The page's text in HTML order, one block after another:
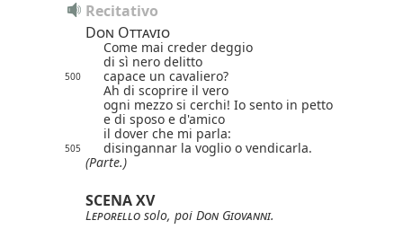
Recitativo
Don Ottavio
Come mai creder deggio
di sì nero delitto
500
capace un cavaliero?
Ah di scoprire il vero
ogni mezzo si cerchi! Io sento in petto
e di sposo e d'amico
il dover che mi parla:
505
disingannar la voglio o vendicarla.
(Parte.)
SCENA XV
Leporello solo, poi Don Giovanni.